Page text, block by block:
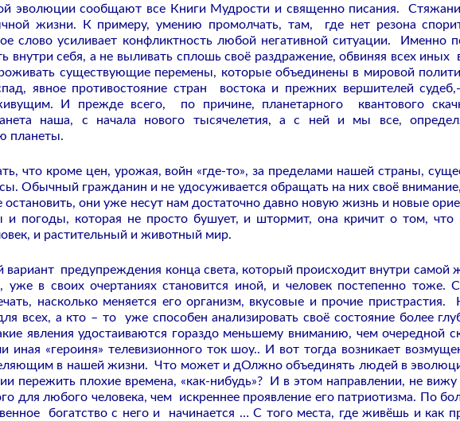
эволюции сообщают все Книги Мудрости и священно писания.
жизни. К примеру, умению промолчать, там, где нет резона
слово усиливает конфликтность любой негативной ситуации. Именно
внутри себя, а не выливать сплошь своё раздражение, обвиняя всех иных
существующие перемены, которые объединены в мировой
явное противостояние стран востока и прежних вершителей
И прежде всего, по причине, планетарного квантового
наша, с начала нового тысячелетия, а с ней и мы все,
планеты.
что кроме цен, урожая, войн «где-то», за пределами нашей страны,
Обычный гражданин и не удосуживается обращать на них своё
они уже несут нам достаточно давно новую жизнь и новые
и погоды, которая не просто бушует, и штормит, она кричит о том, что
и растительный и животный мир.
вариант предупреждения конца света, который происходит внутри самой
в своих очертаниях становится иной, и человек постепенно тоже.
насколько меняется его организм, вкусовые и прочие пристрастия.
всех, а кто – то уже способен анализировать своё состояние более
явления удостаиваются гораздо меньшему вниманию, чем очередной
иная «героиня» телевизионного ток шоу.. И вот тогда возникает
в нашей жизни. Что может и дОлжно объединять людей в
пережить плохие времена, «как-нибудь»? И в этом направлении, не вижу
для любого человека, чем искреннее проявление его патриотизма. По
богатство с него и начинается … С того места, где живёшь и как